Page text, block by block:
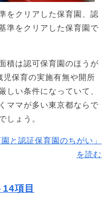
をクリアした保育園、認
準をクリアした保育園で
積は認可保育園のほうが
保育の実施有無や開所
しい条件になっていて、
ママが多い東京都ならで
しょう。
と認証保育園のちがい」
を読む
項目